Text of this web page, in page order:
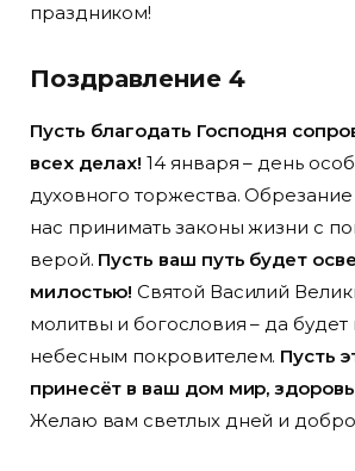
праздником!
Поздравление 4
Пусть благодать Господня
всех делах! 14 января – день
духовного торжества. Обрезание
нас принимать законы жизни с
верой. Пусть ваш путь будет
милостью! Святой Василий
молитвы и богословия – да
небесным покровителем. Пусть
принесёт в ваш дом мир,
Желаю вам светлых дней и